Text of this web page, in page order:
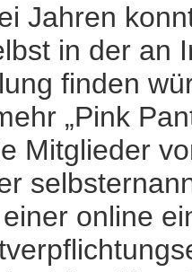
Jahren
in der an
finden
„Pink
Mitglieder
einer online